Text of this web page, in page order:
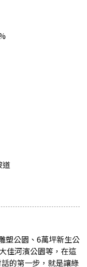
道
塑公園、6萬坪新生公
佳河濱公園等，在這
的第一步，就是讓綠